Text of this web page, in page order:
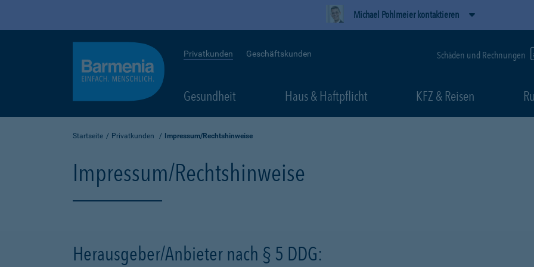
Michael Pohlmeier kontaktieren
Privatkunden Geschäftskunden Schäden und Rechnungen
Gesundheit Haus & Haftpflicht KFZ & Reisen
Startseite Privatkunden Impressum/Rechtshinweise
Impressum/Rechtshinweise
Herausgeber/Anbieter nach § 5 DDG: